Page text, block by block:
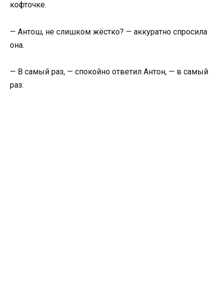
кофточке.
— Антош, не слишком жёстко? — аккуратно спросила
она.
— В самый раз, — спокойно ответил Антон, — в самый
раз.